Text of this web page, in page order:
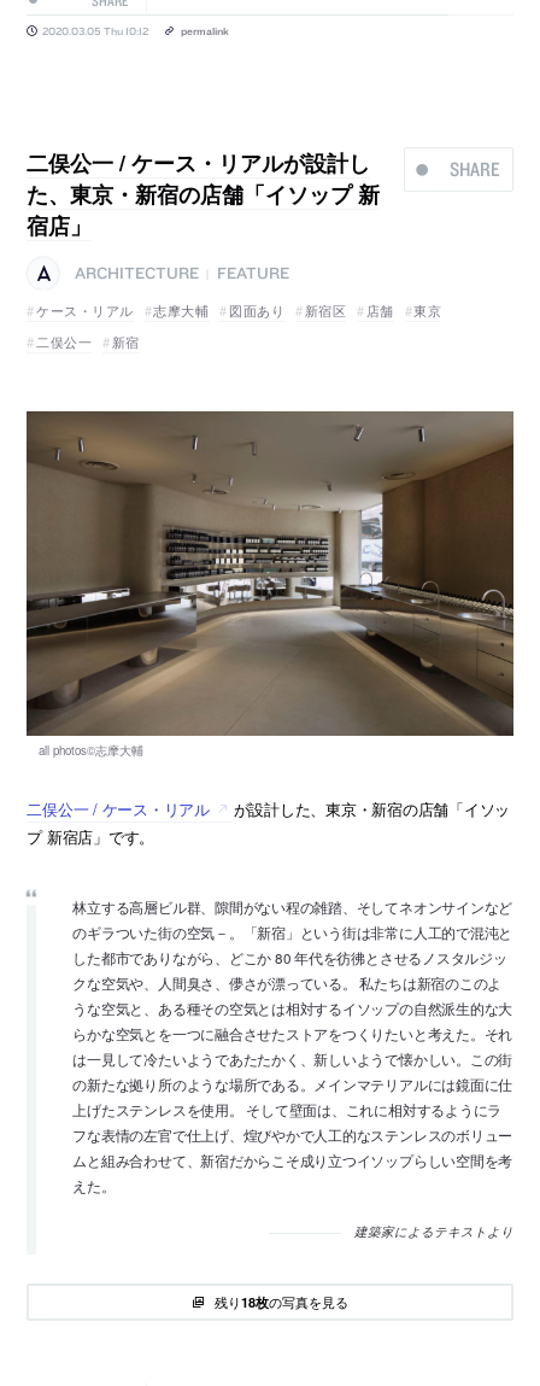
2020.03.05 Thu 10:12 permalink
SHARE
二俣公一 / ケース・リアルが設計し
た、東京・新宿の店舗「イソップ 新
宿店」
ARCHITECTURE
FEATURE
ケース・リアル
志摩大輔 図面あり 新宿区 店舗
東京
二俣公一
新宿
二俣公一 / ケース・リアル
が設計した、東京・新宿の店舗「イソッ
プ 新宿店」です。
林立する高層ビル群、隙間がない程の雑踏、そしてネオンサインなど
のギラついた街の空気－。「新宿」という街は非常に人工的で混沌と
した都市でありながら、どこか 80 年代を彷彿とさせるノスタルジッ
クな空気や、人間臭さ、儚さが漂っている。 私たちは新宿のこのよ
うな空気と、ある種その空気とは相対するイソップの自然派生的な大
らかな空気とを一つに融合させたストアをつくりたいと考えた。それ
は一見して冷たいようであたたかく、新しいようで懐かしい。この街
の新たな拠り所のような場所である。メインマテリアルには鏡面に仕
上げたステンレスを使用。 そして壁面は、これに相対するようにラ
フな表情の左官で仕上げ、煌びやかで人工的なステンレスのボリュー
ムと組み合わせて、新宿だからこそ成り立つイソップらしい空間を考
えた。
建築家によるテキストより
残り18枚の写真を見る